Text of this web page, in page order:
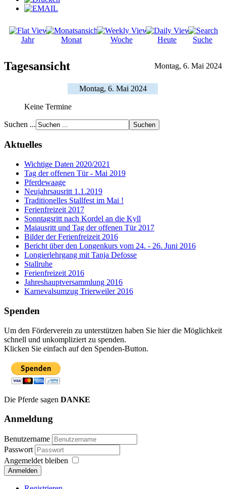
Jahr Monat Woche Heute Suche
Tagesansicht Montag, 6. Mai 2024
Montag, 6. Mai 2024
Keine Termine
Suchen ...
Aktuelles
Wichtige Daten 2020/2021
Tag der offenen Tür - Mai 2019
Pferdewaage
Neujahrsausritt 1.1.2019
Traditionelles Stallfest im Mai !
Ferienfreizeit 2017
Sonntagsritt nach Kordel an die Kyll
Maiausritt und Tag der offenen Tür 2017
Bilder der Ferienfreizeit 2016
Bericht über den Longenkurs vom 24. - 26. Juni 2016
Longierlehrgang mit Tanja Defosse
Stallruhe
Ferienfreizeit 2016
Jahreshauptversammlung 2016
Karnevalsumzug Trierweiler 2016
Spenden
Um den Förderverein zu unterstützen haben Sie hier die Möglichkeit
schnell und unkompliziert zu spenden.
Klicken Sie einfach auf den Spenden-Button.
Die Pferde sagen DANKE
Anmeldung
Benutzername
Passwort
Angemeldet bleiben
Anmelden